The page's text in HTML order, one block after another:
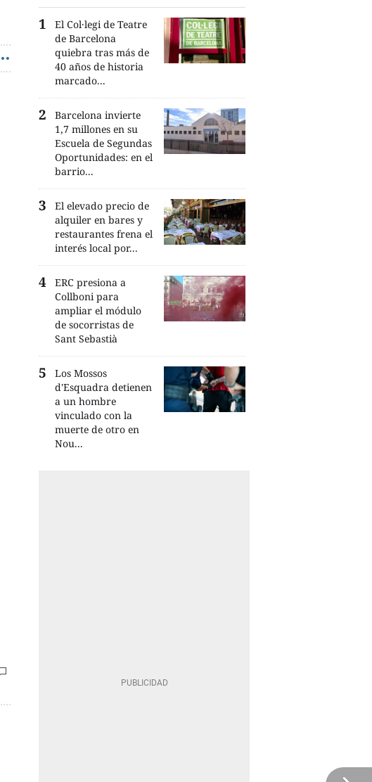
El Col·legi de Teatre
de Barcelona
quiebra tras más de
40 años de historia
marcado...
Barcelona invierte
1,7 millones en su
Escuela de Segundas
Oportunidades: en el
barrio...
El elevado precio de
alquiler en bares y
restaurantes frena el
interés local por...
ERC presiona a
Collboni para
ampliar el módulo
de socorristas de
Sant Sebastià
Los Mossos
d'Esquadra detienen
a un hombre
vinculado con la
muerte de otro en
Nou...